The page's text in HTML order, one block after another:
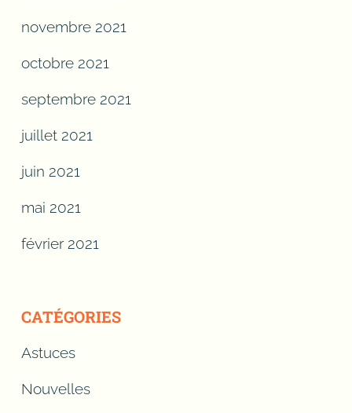
novembre 2021
octobre 2021
septembre 2021
juillet 2021
juin 2021
mai 2021
février 2021
CATÉGORIES
Astuces
Nouvelles